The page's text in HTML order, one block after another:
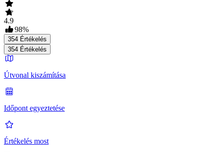
4.9
98%
354 Értékelés
354 Értékelés
Útvonal kiszámítása
Időpont egyeztetése
Értékelés most